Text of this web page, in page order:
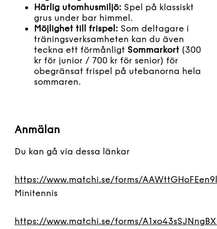
Härlig utomhusmiljö: Spel på klassiskt
grus under bar himmel.
Möjlighet till frispel: Som deltagare i
träningsverksamheten kan du även
teckna ett förmånligt Sommarkort (300
kr för junior / 700 kr för senior) för
obegränsat frispel på utebanorna hela
sommaren.
Anmälan
Du kan gå via dessa länkar
https://www.matchi.se/forms/
Minitennis
https://www.matchi.se/forms/